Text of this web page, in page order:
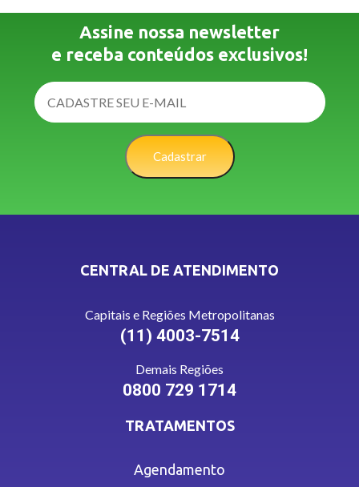
Assine nossa newsletter
e receba conteúdos exclusivos!
Cadastrar
CENTRAL DE ATENDIMENTO
Capitais e Regiões Metropolitanas
(11) 4003-7514
Demais Regiões
0800 729 1714
TRATAMENTOS
Agendamento